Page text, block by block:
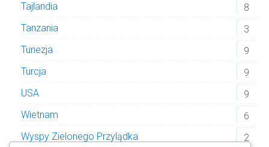
Tajlandia
8
Tanzania
3
Tunezja
9
Turcja
9
USA
9
Wietnam
6
Wyspy Zielonego Przylądka
2